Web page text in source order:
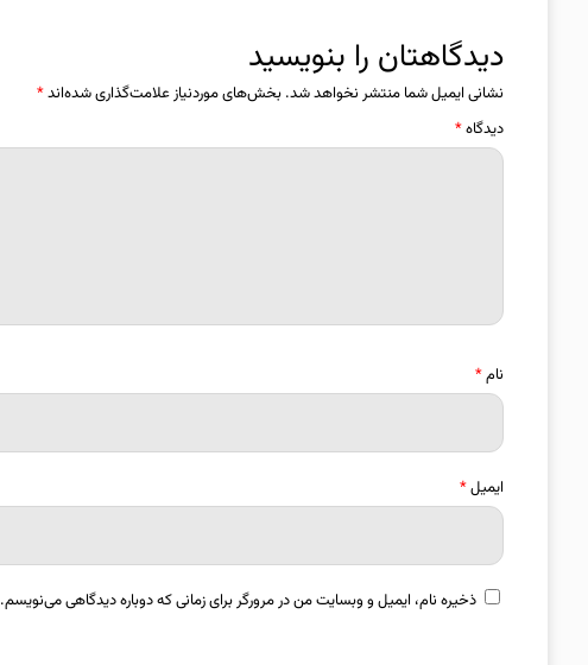
دیدگاهتان را بنویسید
نشانی ایمیل شما منتشر نخواهد شد. بخش‌های موردنیاز علامت‌گذاری شده‌اند*
دیدگاه*
نام*
ایمیل*
ذخیره نام، ایمیل و وبسایت من در مرورگر برای زمانی که دوباره دیدگاهی می‌نویسم.